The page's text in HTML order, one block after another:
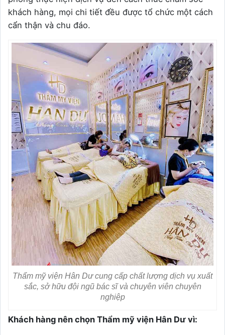
khách hàng, mọi chi tiết đều được tổ chức một cách
cẩn thận và chu đáo.
Thẩm mỹ viện Hân Dư cung cấp chất lượng dịch vụ xuất
sắc, sở hữu đội ngũ bác sĩ và chuyên viên chuyên
nghiệp
Khách hàng nên chọn Thẩm mỹ viện Hân Dư vì: